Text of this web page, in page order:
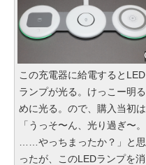
この充電器に給電するとLED
ランプが光る。けっこー明る
めに光る。ので、購入当初は
「うっそ〜ん、光り過ぎ〜。
……やっちまったか？」と思
ったが、このLEDランプを消